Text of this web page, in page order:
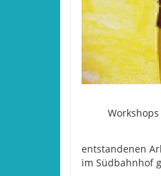
entstandenen
im Südbahnhof